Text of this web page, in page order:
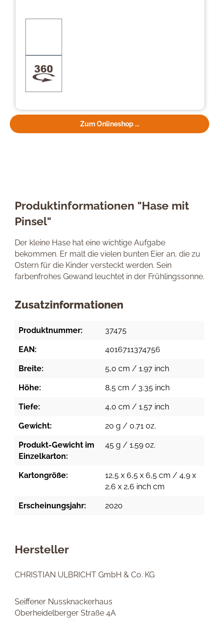
Zum Onlineshop ...
Produktinformationen "Hase mit
Pinsel"
Der kleine Hase hat eine wichtige Aufgabe
bekommen. Er malt die vielen bunten Eier an, die zu
Ostern für die Kinder versteckt werden. Sein
farbenfrohes Gewand leuchtet in der Frühlingssonne.
Zusatzinformationen
Produktnummer: 37475
EAN: 4016711374756
Breite: 5,0 cm / 1.97 inch
Höhe: 8,5 cm / 3.35 inch
Tiefe: 4,0 cm / 1.57 inch
Gewicht: 20 g / 0.71 oz.
Produkt-Gewicht im
Einzelkarton:
45 g / 1.59 oz.
Kartongröße:
12,5 x 6,5 x 6,5 cm / 4,9 x
2,6 x 2,6 inch cm
Erscheinungsjahr: 2020
Hersteller
CHRISTIAN ULBRICHT GmbH & Co. KG
Seiffener Nussknackerhaus
Oberheidelberger Straße 4A